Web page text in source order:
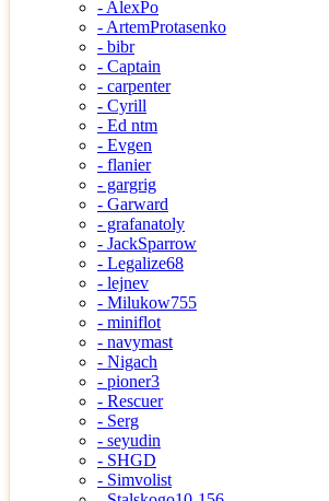
- AlexPo
- ArtemProtasenko
- bibr
- Captain
- carpenter
- Cyrill
- Ed ntm
- Evgen
- flanier
- gargrig
- Garward
- grafanatoly
- JackSparrow
- Legalize68
- lejnev
- Milukow755
- miniflot
- navymast
- Nigach
- pioner3
- Rescuer
- Serg
- seyudin
- SHGD
- Simvolist